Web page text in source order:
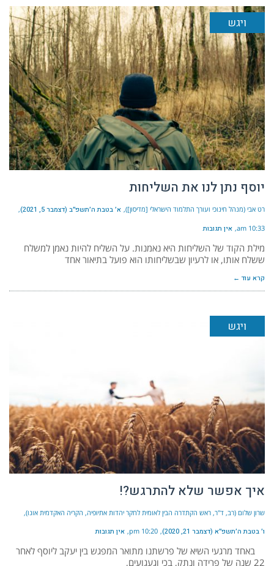
ויגש
יוסף נתן לנו את השליחות
רט אבי (מנהל חינוכי ועורך התלמוד הישראלי [מדיסון]) א׳ בטבת ה׳תשפ״ב (דצמבר 5, 2021)
10:33 am אין תגובות
מילת הקוד של השליחות היא נאמנות. על השליח להיות נאמן למשלח
ששלח אותו, או לרעיון שבשליחותו הוא פועל בתיאור אחד
קרא עוד ←
ויגש
איך אפשר שלא להתרגש?!
שרון שלום (רב, ד"ר, ראש הקתדרה הבין לאומית לחקר יהדות אתיופיה, הקריה האקדמית אונו)
ו׳ בטבת ה׳תשפ״א (דצמבר 21, 2020) 10:20 pm אין תגובות
באחד מרגעי השיא של פרשתנו מתואר המפגש בין יעקב ליוסף לאחר
22 שנה של פרידה ונתק, בכי וגעגועים,